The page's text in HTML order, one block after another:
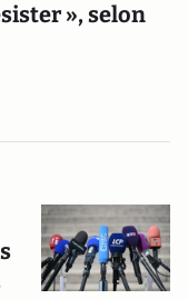
», selon